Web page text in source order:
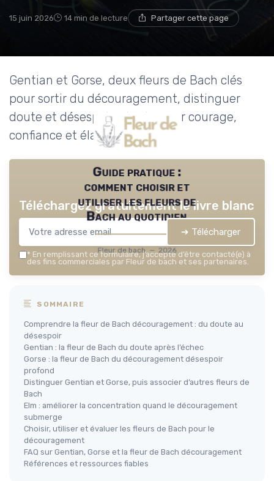
15 juin 2026 14 min de lecture Partager cette page
Gentian et Gorse, deux fleurs de Bach clés
pour sortir du découragement, distinguer
doute et désespoir, et retrouver courage,
confiance et élan intérieur.
Guide pratique :
comment choisir et
utiliser les fleurs de
Bach au quotidien
Fleur de bach — 2026
Téléchargez gratuitement le livre blanc
➔ Télécharger
* En remplissant ce formulaire, j’accepte d’être contacté(e) à
des fins commerciales par Fleur de bach et ses partenaires.
SOMMAIRE
Comprendre la fleur de Bach découragement : du doute au
désespoir
Gentian : la fleur de Bach du doute après l’échec
Gorse : la fleur de Bach du découragement désespoir
profond
Distinguer Gentian et Gorse, puis associer d’autres fleurs de
Bach
Elm : améliorer la concentration quand le découragement
submerge
Choisir, utiliser et évaluer les fleurs de Bach pour le
découragement
FAQ sur Gentian, Gorse et la fleur de Bach découragement
Références et ressources fiables